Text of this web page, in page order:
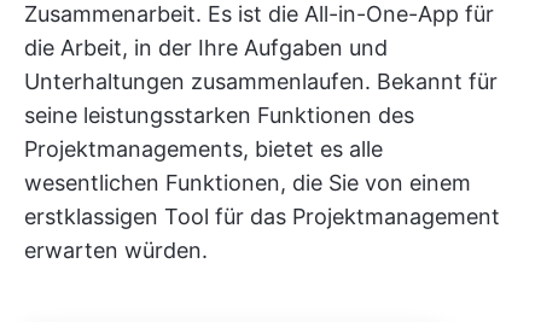
Zusammenarbeit. Es ist die All-in-One-App für
die Arbeit, in der Ihre Aufgaben und
Unterhaltungen zusammenlaufen. Bekannt für
seine leistungsstarken Funktionen des
Projektmanagements, bietet es alle
wesentlichen Funktionen, die Sie von einem
erstklassigen Tool für das Projektmanagement
erwarten würden.